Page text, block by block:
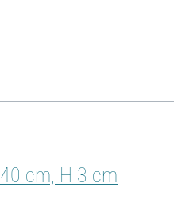
cm, H 3 cm